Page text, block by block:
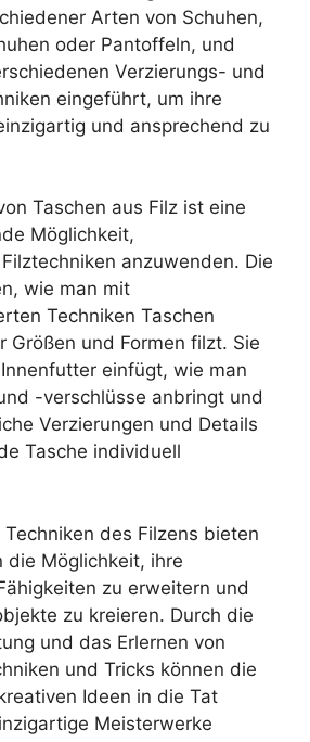
Arten von Schuhen,
oder Pantoffeln, und
Verzierungs- und
eingeführt, um ihre
und ansprechend zu
Taschen aus Filz ist eine
Möglichkeit,
anzuwenden. Die
wie man mit
Techniken Taschen
Größen und Formen filzt. Sie
einfügt, wie man
-verschlüsse anbringt und
Verzierungen und Details
Tasche individuell
des Filzens bieten
die Möglichkeit, ihre
zu erweitern und
zu kreieren. Durch die
und das Erlernen von
und Tricks können die
Ideen in die Tat
Meisterwerke